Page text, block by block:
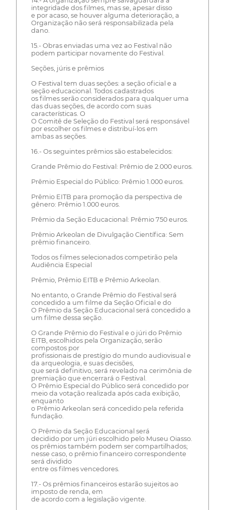
integridade dos filmes, mas se, apesar disso
e por acaso, se houver alguma deterioração, a
Organização não será responsabilizada pela
dano.
15.- Obras enviadas uma vez ao Festival não
podem participar novamente do Festival.
Seções, júris e prêmios
O Festival tem duas seções: a seção oficial e a
seção educacional. Todos cadastrados
os filmes serão considerados para qualquer uma
das duas seções, de acordo com suas
características. O
O Comitê de Seleção do Festival será responsável
por escolher os filmes e distribuí-los em
ambas as seções.
16.- Os seguintes prêmios são estabelecidos:
Grande Prêmio do Festival: Prêmio de 2.000 euros.
Prêmio Especial do Público: Prêmio 1.000 euros.
Prêmio EITB para promoção da perspectiva de
gênero: Prêmio 1.000 euros.
Prêmio da Seção Educacional: Prêmio 750 euros.
Prêmio Arkeolan de Divulgação Científica: Sem
prêmio financeiro.
Todos os filmes selecionados competirão pela
Audiência Especial
Prêmio, Prêmio EITB e Prêmio Arkeolan.
No entanto, o Grande Prêmio do Festival será
concedido a um filme da Seção Oficial e do
O Prêmio da Seção Educacional será concedido a
um filme dessa seção.
O Grande Prêmio do Festival e o júri do Prêmio
EITB, escolhidos pela Organização, serão
compostos por
profissionais de prestígio do mundo audiovisual e
da arqueologia, e suas decisões,
que será definitivo, será revelado na cerimônia de
premiação que encerrará o Festival.
O Prêmio Especial do Público será concedido por
meio da votação realizada após cada exibição,
enquanto
o Prêmio Arkeolan será concedido pela referida
fundação.
O Prêmio da Seção Educacional será
decidido por um júri escolhido pelo Museu Oiasso.
os prêmios também podem ser compartilhados;
nesse caso, o prêmio financeiro correspondente
será dividido
entre os filmes vencedores.
17.- Os prêmios financeiros estarão sujeitos ao
imposto de renda, em
de acordo com a legislação vigente.